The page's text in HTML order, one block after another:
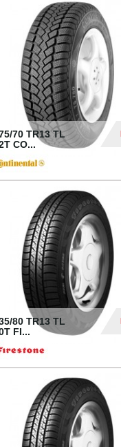
70 TR13 TL
CO...
80 TR13 TL
FI...